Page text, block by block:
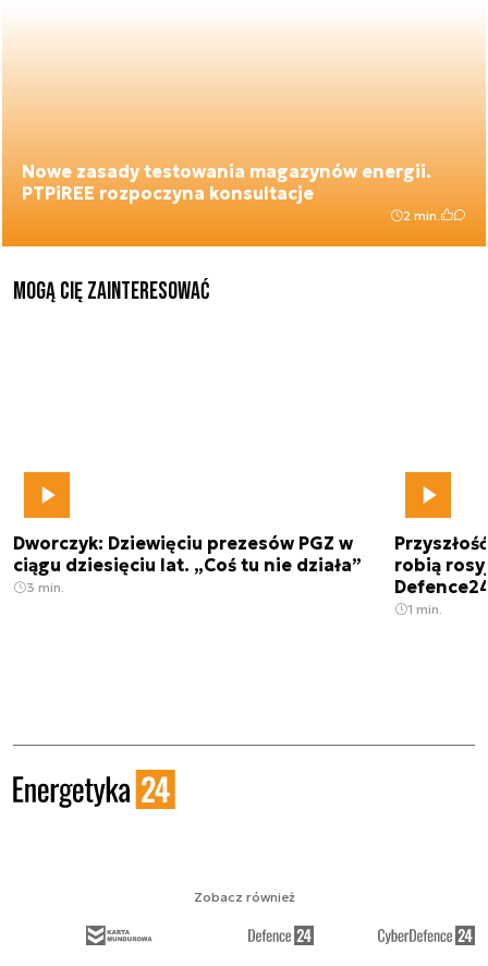
Nowe zasady testowania magazynów energii.
PTPiREE rozpoczyna konsultacje
2 min.
Mogą Cię zainteresować
Dworczyk: Dziewięciu prezesów PGZ w
ciągu dziesięciu lat. „Coś tu nie działa”
3 min.
robią
1 min.
Zobacz również